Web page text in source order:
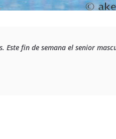
Este fin de semana el senior